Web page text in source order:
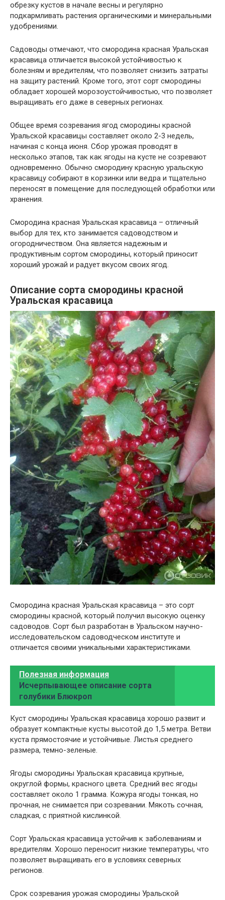
обрезку кустов в начале весны и регулярно
подкармливать растения органическими и минеральными
удобрениями.
Садоводы отмечают, что смородина красная Уральская
красавица отличается высокой устойчивостью к
болезням и вредителям, что позволяет снизить затраты
на защиту растений. Кроме того, этот сорт смородины
обладает хорошей морозоустойчивостью, что позволяет
выращивать его даже в северных регионах.
Общее время созревания ягод смородины красной
Уральской красавицы составляет около 2-3 недель,
начиная с конца июня. Сбор урожая проводят в
несколько этапов, так как ягоды на кусте не созревают
одновременно. Обычно смородину красную уральскую
красавицу собирают в корзинки или ведра и тщательно
переносят в помещение для последующей обработки или
хранения.
Смородина красная Уральская красавица – отличный
выбор для тех, кто занимается садоводством и
огородничеством. Она является надежным и
продуктивным сортом смородины, который приносит
хороший урожай и радует вкусом своих ягод.
Описание сорта смородины красной
Уральская красавица
Смородина красная Уральская красавица – это сорт
смородины красной, который получил высокую оценку
садоводов. Сорт был разработан в Уральском научно-
исследовательском садоводческом институте и
отличается своими уникальными характеристиками.
Полезная информация
Исчерпывающее описание сорта
голубики Блюкроп
Куст смородины Уральская красавица хорошо развит и
образует компактные кусты высотой до 1,5 метра. Ветви
куста прямостоячие и устойчивые. Листья среднего
размера, темно-зеленые.
Ягоды смородины Уральская красавица крупные,
округлой формы, красного цвета. Средний вес ягоды
составляет около 1 грамма. Кожура ягоды тонкая, но
прочная, не снимается при созревании. Мякоть сочная,
сладкая, с приятной кислинкой.
Сорт Уральская красавица устойчив к заболеваниям и
вредителям. Хорошо переносит низкие температуры, что
позволяет выращивать его в условиях северных
регионов.
Срок созревания урожая смородины Уральской